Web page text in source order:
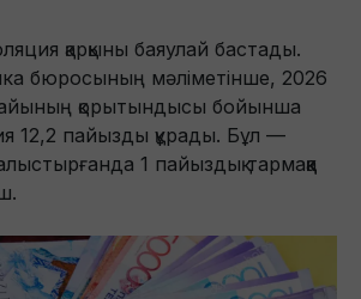
қарқыны баяулай бастады.
бюросының мәліметінше, 2026
қорытындысы бойынша
12,2 пайызды құрады. Бұл —
1 пайыздық тармаққа